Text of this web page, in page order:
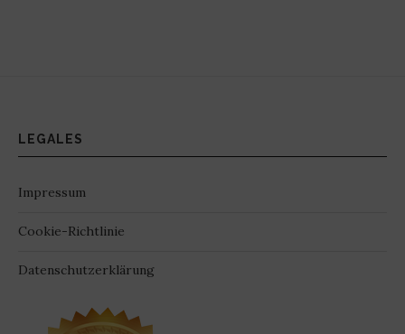
LEGALES
Impressum
Cookie-Richtlinie
Datenschutzerklärung